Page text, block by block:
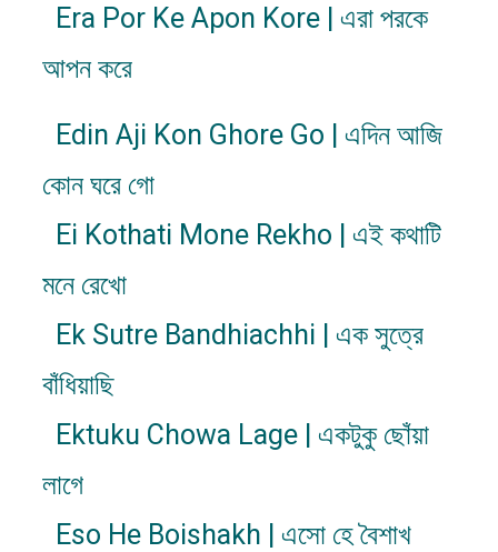
Era Por Ke Apon Kore | এরা পরকে
আপন করে
Edin Aji Kon Ghore Go | এদিন আজি
কোন ঘরে গো
Ei Kothati Mone Rekho | এই কথাটি
মনে রেখো
Ek Sutre Bandhiachhi | এক সুত্রে
বাঁধিয়াছি
Ektuku Chowa Lage | একটুকু ছোঁয়া
লাগে
Eso He Boishakh | এসো হে বৈশাখ